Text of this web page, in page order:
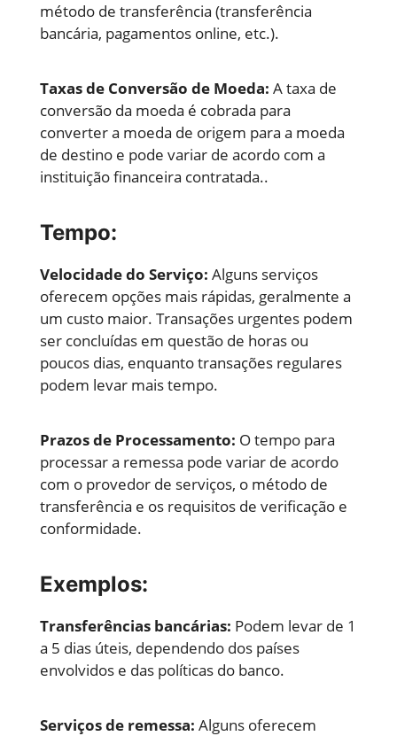
método de transferência (transferência
bancária, pagamentos online, etc.).
Taxas de Conversão de Moeda: A taxa de
conversão da moeda é cobrada para
converter a moeda de origem para a moeda
de destino e pode variar de acordo com a
instituição financeira contratada..
Tempo:
Velocidade do Serviço: Alguns serviços
oferecem opções mais rápidas, geralmente a
um custo maior. Transações urgentes podem
ser concluídas em questão de horas ou
poucos dias, enquanto transações regulares
podem levar mais tempo.
Prazos de Processamento: O tempo para
processar a remessa pode variar de acordo
com o provedor de serviços, o método de
transferência e os requisitos de verificação e
conformidade.
Exemplos:
Transferências bancárias: Podem levar de 1
a 5 dias úteis, dependendo dos países
envolvidos e das políticas do banco.
Serviços de remessa: Alguns oferecem